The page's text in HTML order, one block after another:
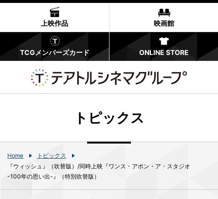
上映作品 映画館
TCGメンバーズカード ONLINE STORE
トピックス
Home
トピックス
『ウィッシュ』（吹替版）/同時上映『ワンス・アポン・ア・スタジオ
-100年の思い出-』（特別吹替版）